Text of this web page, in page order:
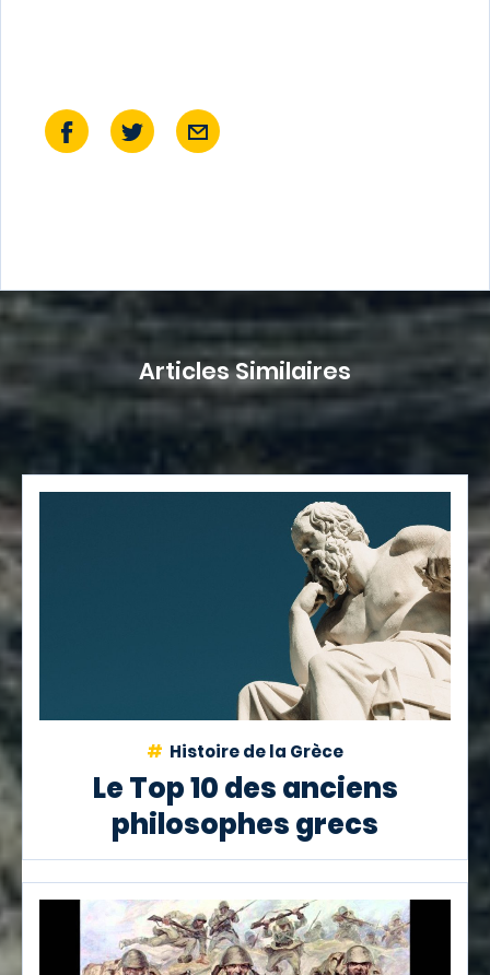
Articles Similaires
Histoire de la Grèce
Le Top 10 des anciens
philosophes grecs